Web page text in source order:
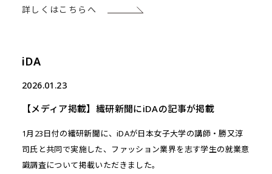
詳しくはこちらへ
iDA
2026.01.23
【メディア掲載】繊研新聞にiDAの記事が掲載
1月23日付の繊研新聞に、iDAが日本女子大学の講師・勝又淳
司氏と共同で実施した、ファッション業界を志す学生の就業意
識調査について掲載いただきました。